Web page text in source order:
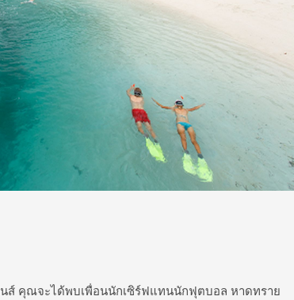
ส์ คุณจะได้พบเพื่อนนักเซิร์ฟแทนนักฟุตบอล หาดทราย